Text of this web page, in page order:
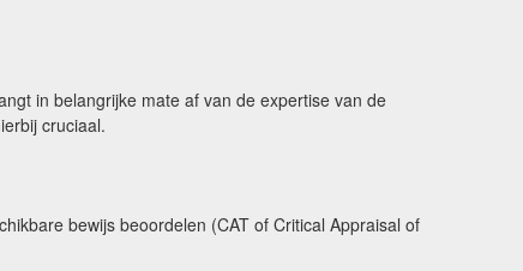
in belangrijke mate af van de expertise van de
cruciaal.
bewijs beoordelen (CAT of Critical Appraisal of